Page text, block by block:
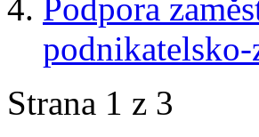
Podpora
podnikatelsko-
Strana 1 z 3